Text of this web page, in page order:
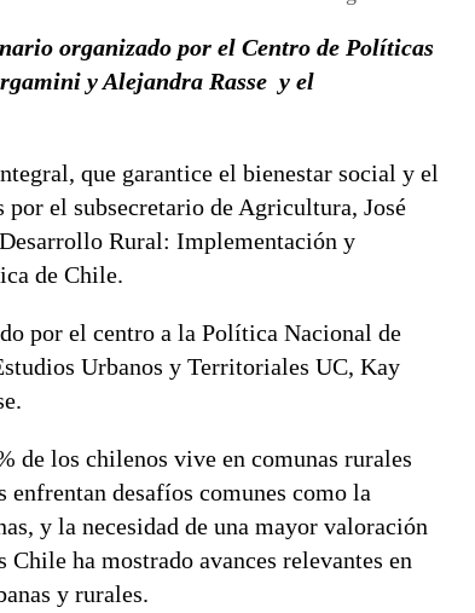
organizado por el Centro de Políticas
y Alejandra Rasse y el
que garantice el bienestar social y el
el subsecretario de Agricultura, José
Rural: Implementación y
de Chile.
por el centro a la Política Nacional de
Urbanos y Territoriales UC, Kay
de los chilenos vive en comunas rurales
desafíos comunes como la
y la necesidad de una mayor valoración
ha mostrado avances relevantes en
y rurales.